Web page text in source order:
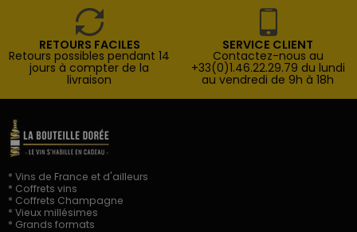
RETOURS FACILES
Retours possibles pendant 14
jours à compter de la
livraison
SERVICE CLIENT
Contactez-nous au
+33(0)1.46.22.29.79 du lundi
au vendredi de 9h à 18h
* Vins de France et d'ailleurs
* Coffrets vins
* Coffrets Champagne
* Vieux millésimes
* Grands formats